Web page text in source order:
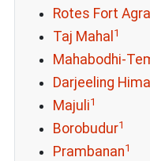
Rotes Fort Agra
Taj Mahal 1
Mahabodhi-
Darjeeling
Majuli1
Borobudur1
Prambanan1